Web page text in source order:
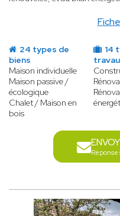
24 types de
biens
Maison individuelle
Maison passive /
écologique
Chalet / Maison en
bois
14
Réponse